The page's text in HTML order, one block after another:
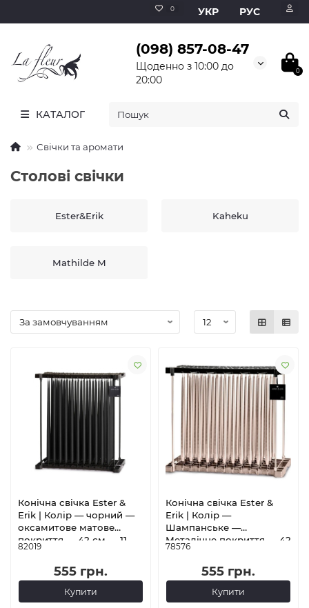
0 УКР РУС
(098) 857-08-47
Щоденно з 10:00 до
20:00
0
КАТАЛОГ
Свічки та аромати
Столові свічки
Ester&Erik Kaheku
Mathilde M
Конічна свічка Ester &
Erik | Колір — чорний —
оксамитове матове
покриття — 42 см — 11
годин горіння
82019
555 грн.
Купити
Конічна свічка Ester &
Erik | Колір —
Шампанське —
Металічне покриття — 42
см — 11 годин горіння
78576
555 грн.
Купити